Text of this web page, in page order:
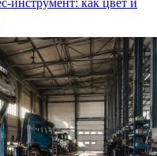
инструмент: как цвет и